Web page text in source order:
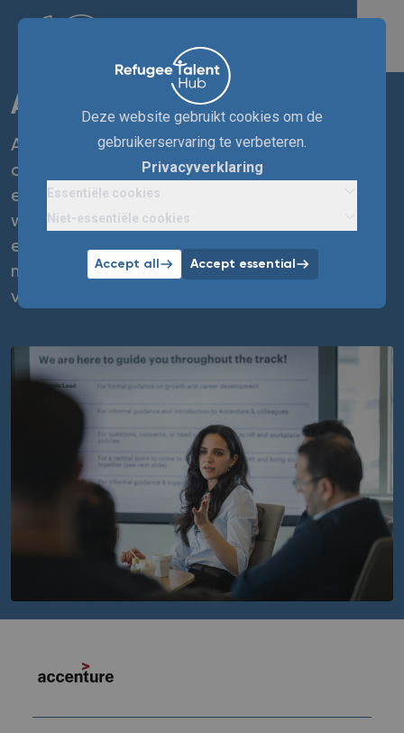
Deze website gebruikt cookies om de
gebruikerservaring te verbeteren.
Privacyverklaring
Essentiële cookies
Niet-essentiële cookies
Accept all Accept essential
Accenture
Als founding partner is Accenture ervan
overtuigd dat vluchtelingtalent organisaties
en gemeenschappen verrijkt. Daarom bieden
we o.a. mentortrajecten en de Talent Track:
een intensief learningprogramma van 6
maanden voor zo'n 25 professionals met een
vluchtelingenachtergrond.